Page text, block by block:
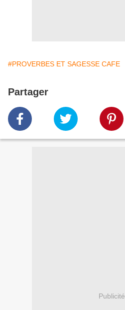
#PROVERBES ET SAGESSE CAFE
Partager
Publicité